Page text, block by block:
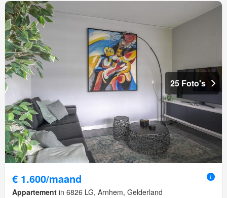
25 Foto's
€ 1.600/maand
Appartement in 6826 LG, Arnhem, Gelderland